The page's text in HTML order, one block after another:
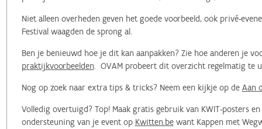
Niet alleen overheden geven het goede voorbeeld, ook privé-
Festival waagden de sprong al.
Ben je benieuwd hoe je dit kan aanpakken? Zie hoe anderen je
praktijkvoorbeelden. OVAM probeert dit overzicht regelmatig te
Nog op zoek naar extra tips & tricks? Neem een kijkje op de Aan
Volledig overtuigd? Top! Maak gratis gebruik van KWIT-posters
ondersteuning van je event op Kwitten.bewant Kappen met